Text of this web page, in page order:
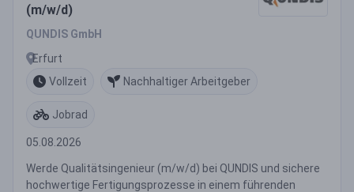
(m/w/d)
QUNDIS GmbH
Erfurt
Vollzeit
Nachhaltiger Arbeitgeber
Jobrad
05.08.2026
Werde Qualitätsingenieur (m/w/d) bei QUNDIS und sichere
hochwertige Fertigungsprozesse in einem führenden